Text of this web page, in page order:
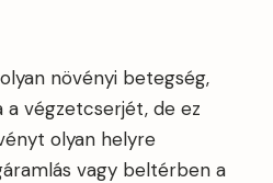
növényi betegség,
végzetcserjét, de ez
olyan helyre
vagy beltérben a